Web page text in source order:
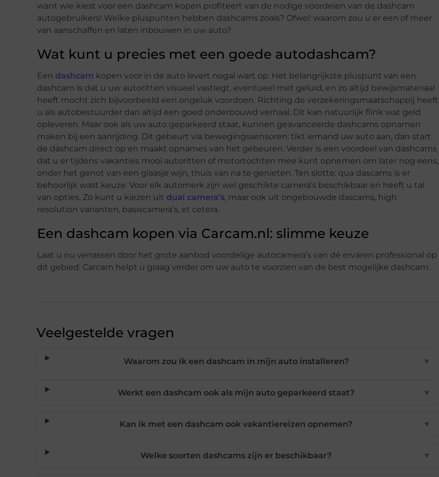
want wie kiest voor een dashcam kopen profiteert van de nodige voordelen van de dashcam
autogebruikers! Welke pluspunten hebben dashcams zoals? Ofwel: waarom zou u er een of meer
van aanschaffen en laten inbouwen in uw auto?
Wat kunt u precies met een goede autodashcam?
Een dashcam kopen voor in de auto levert nogal wart op. Het belangrijkste pluspunt van een
dashcam is dat u uw autoritten visueel vastlegt, eventueel met geluid, en zo altijd bewijsmateriaal
heeft mocht zich bijvoorbeeld een ongeluk voordoen. Richting de verzekeringsmaatschappij heeft
u als autobestuurder dan altijd een goed onderbouwd verhaal. Dit kan natuurlijk flink wat geld
opleveren. Maar ook als uw auto geparkeerd staat, kunnen geavanceerde dashcams opnamen
maken bij een aanrijding. Dit gebeurt via bewegingssensoren: tikt iemand uw auto aan, dan start
de dashcam direct op en maakt opnames van het gebeuren. Verder is een voordeel van dashcams
dat u er tijdens vakanties mooi autoritten of motortochten mee kunt opnemen om later nog eens,
onder het genot van een glaasje wijn, thuis van na te genieten. Ten slotte: qua dascams is er
behoorlijk wast keuze. Voor elk automerk zijn wel geschikte camera’s beschikbaar en heeft u tal
van opties. Zo kunt u kiezen uit dual camera’s, maar ook uit ongebouwde dascams, high
resolution varianten, basiscamera’s, et cetera.
Een dashcam kopen via Carcam.nl: slimme keuze
Laat u nu verrassen door het grote aanbod voordelige autocamera’s van dé ervaren professional op
dit gebied: Carcam helpt u graag verder om uw auto te voorzien van de best mogelijke dashcam.
Veelgestelde vragen
Waarom zou ik een dashcam in mijn auto installeren? ▼
Werkt een dashcam ook als mijn auto geparkeerd staat? ▼
Kan ik met een dashcam ook vakantiereizen opnemen? ▼
Welke soorten dashcams zijn er beschikbaar? ▼